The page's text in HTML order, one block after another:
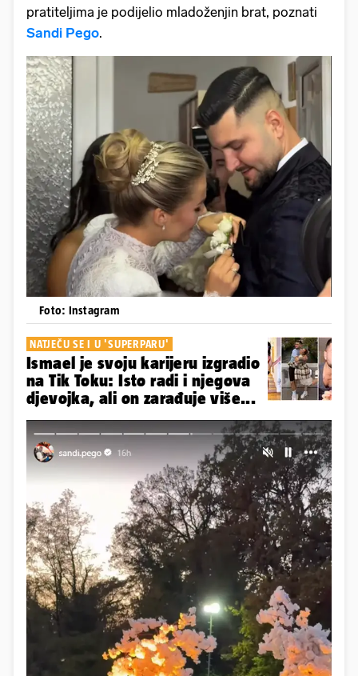
pratiteljima je podijelio mladoženjin brat, poznati
Sandi Pego.
Foto: Instagram
NATJEČU SE I U 'SUPERPARU'
Ismael je svoju karijeru izgradio
na Tik Toku: Isto radi i njegova
djevojka, ali on zarađuje više...